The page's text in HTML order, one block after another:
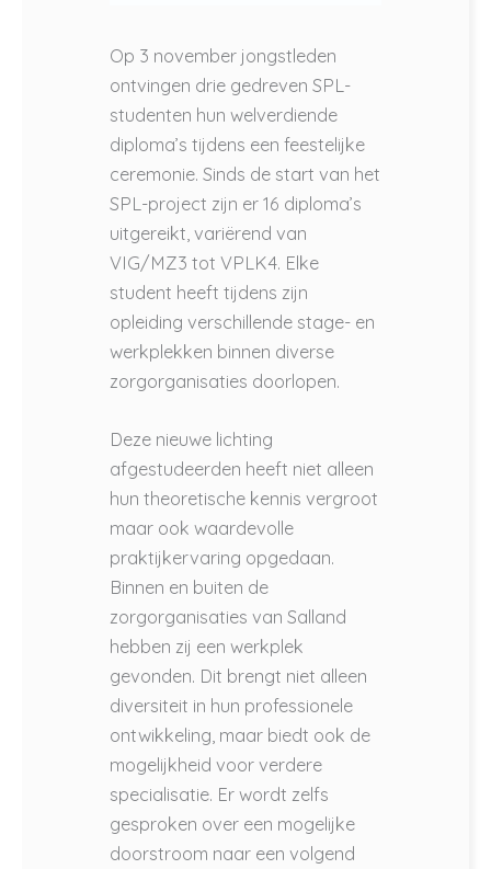
Op 3 november jongstleden
ontvingen drie gedreven SPL-
studenten hun welverdiende
diploma’s tijdens een feestelijke
ceremonie. Sinds de start van het
SPL-project zijn er 16 diploma’s
uitgereikt, variërend van
VIG/MZ3 tot VPLK4. Elke
student heeft tijdens zijn
opleiding verschillende stage- en
werkplekken binnen diverse
zorgorganisaties doorlopen.
Deze nieuwe lichting
afgestudeerden heeft niet alleen
hun theoretische kennis vergroot
maar ook waardevolle
praktijkervaring opgedaan.
Binnen en buiten de
zorgorganisaties van Salland
hebben zij een werkplek
gevonden. Dit brengt niet alleen
diversiteit in hun professionele
ontwikkeling, maar biedt ook de
mogelijkheid voor verdere
specialisatie. Er wordt zelfs
gesproken over een mogelijke
doorstroom naar een volgend